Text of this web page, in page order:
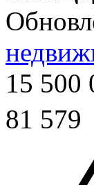
15 500
81 579